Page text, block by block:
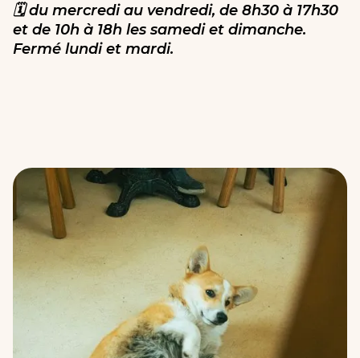
🗓️ du mercredi au vendredi, de 8h30 à 17h30
et de 10h à 18h les samedi et dimanche.
Fermé lundi et mardi.